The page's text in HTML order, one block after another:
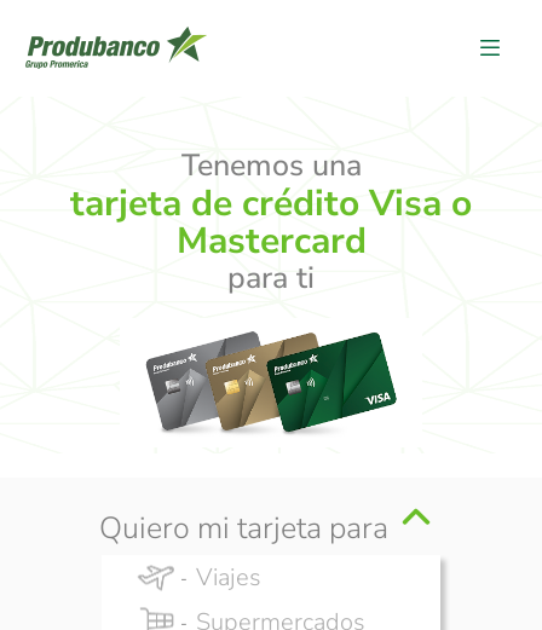
Tenemos una
tarjeta de crédito Visa o
Mastercard
para ti
Quiero mi tarjeta para
Viajes
Supermercados